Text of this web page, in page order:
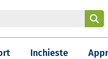
Inchieste